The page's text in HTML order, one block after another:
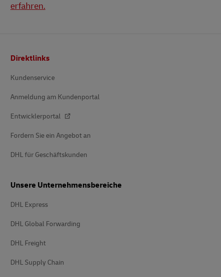
erfahren.
Direktlinks
Kundenservice
Anmeldung am Kundenportal
Entwicklerportal
Fordern Sie ein Angebot an
DHL für Geschäftskunden
Unsere Unternehmensbereiche
DHL Express
DHL Global Forwarding
DHL Freight
DHL Supply Chain